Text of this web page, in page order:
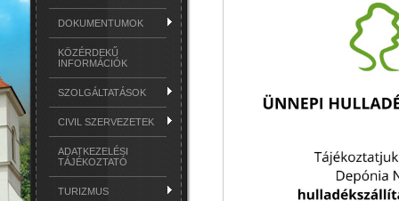
DOKUMENTUMOK
KÖZÉRDEKŰ
INFORMÁCIÓK
SZOLGÁLTATÁSOK
CIVIL SZERVEZETEK
ADATKEZELÉSI
TÁJÉKOZTATÓ
TURIZMUS